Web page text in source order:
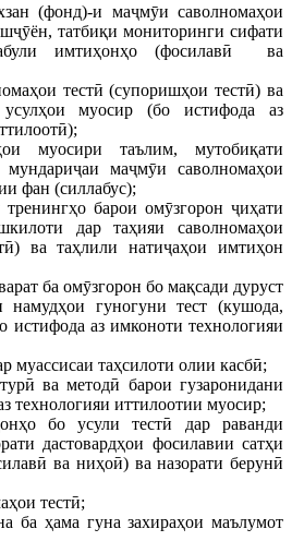
(фонд)-и маҷмӯи саволномаҳои
татбиқи мониторинги сифати
имтиҳонҳо (фосилавӣ ва
тестӣ (супоришҳои тестӣ) ва
муосир (бо истифода аз
муосири таълим, мутобиқати
маҷмӯи саволномаҳои
фан (силлабус);
барои омӯзгорон ҷиҳати
дар таҳияи саволномаҳои
ва таҳлили натиҷаҳои имтиҳон
ба омӯзгорон бо мақсади дуруст
гуногуни тест (кушода,
аз имконоти технологияи
муассисаи таҳсилоти олии касбӣ;
ва методӣ барои гузаронидани
технологияи иттилоотии муосир;
бо усули тестӣ дар раванди
дастовардҳои фосилавии сатҳи
ва ниҳоӣ) ва назорати берунӣ
тестӣ;
ба ҳама гуна захираҳои маълумот